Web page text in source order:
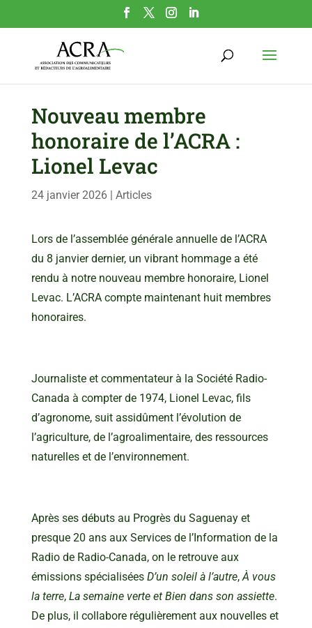
Nouveau membre
honoraire de l’ACRA :
Lionel Levac
24 janvier 2026| Articles
Lors de l’assemblée générale annuelle de l’ACRA
du 8 janvier dernier, un vibrant hommage a été
rendu à notre nouveau membre honoraire, Lionel
Levac. L’ACRA compte maintenant huit membres
honoraires.
Journaliste et commentateur à la Société Radio-
Canada à compter de 1974, Lionel Levac, fils
d’agronome, suit assidûment l’évolution de
l’agriculture, de l’agroalimentaire, des ressources
naturelles et de l’environnement.
Après ses débuts au Progrès du Saguenay et
presque 20 ans aux Services de l’Information de la
Radio de Radio-Canada, on le retrouve aux
émissions spécialisées D’un soleil à l’autre,À vous
la terre, La semaine verte et Bien dans son assiette.
De plus, il collabore régulièrement aux nouvelles et